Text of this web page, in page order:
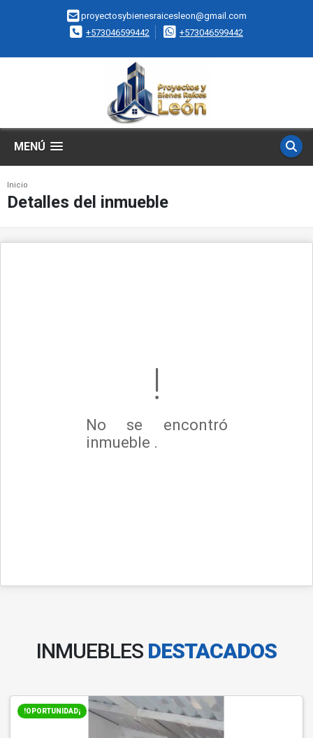
proyectosybienesraicesleon@gmail.com
+573046599442
+573046599442
MENÚ
Inicio
Detalles del inmueble
No se encontró
inmueble .
INMUEBLES DESTACADOS
!OPORTUNIDAD¡